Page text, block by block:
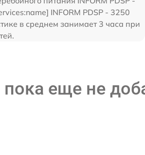
INFORM PDSP - 3250
в среднем занимает 3 часа при
еще не